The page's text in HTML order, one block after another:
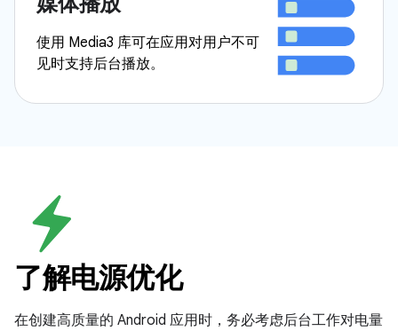
使用 Media3 库可在应用对用户不可
见时支持后台播放。
了解电源优化
在创建高质量的 Android 应用时，务必考虑后台工作对电量